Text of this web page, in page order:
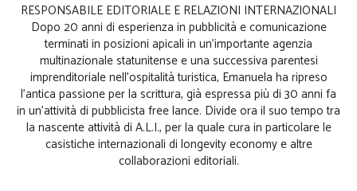
RESPONSABILE EDITORIALE E RELAZIONI INTERNAZIONALI
Dopo 20 anni di esperienza in pubblicità e comunicazione
terminati in posizioni apicali in un’importante agenzia
multinazionale statunitense e una successiva parentesi
imprenditoriale nell’ospitalità turistica, Emanuela ha ripreso
l’antica passione per la scrittura, già espressa più di 30 anni fa
in un’attività di pubblicista free lance. Divide ora il suo tempo tra
la nascente attività di A.L.I., per la quale cura in particolare le
casistiche internazionali di longevity economy e altre
collaborazioni editoriali.